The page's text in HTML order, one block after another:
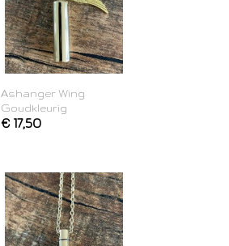
Ashanger Wing
Goudkleurig
€ 17,50